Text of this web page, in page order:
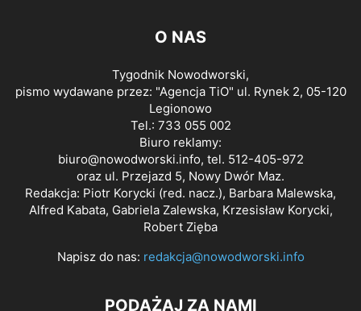
O NAS
Tygodnik Nowodworski,
pismo wydawane przez: "Agencja TiO" ul. Rynek 2, 05-120
Legionowo
Tel.: 733 055 002
Biuro reklamy:
biuro@nowodworski.info, tel. 512-405-972
oraz ul. Przejazd 5, Nowy Dwór Maz.
Redakcja: Piotr Korycki (red. nacz.), Barbara Malewska,
Alfred Kabata, Gabriela Zalewska, Krzesisław Korycki,
Robert Zięba
Napisz do nas: redakcja@nowodworski.info
PODĄŻAJ ZA NAMI